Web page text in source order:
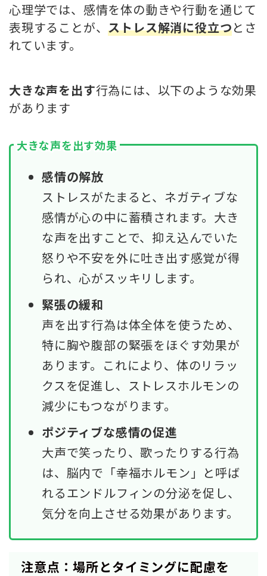
心理学では、感情を体の動きや行動を通じて
表現することが、ストレス解消に役立つとさ
れています。
大きな声を出す行為には、以下のような効果
があります
大きな声を出す効果
感情の解放
ストレスがたまると、ネガティブな
感情が心の中に蓄積されます。大き
な声を出すことで、抑え込んでいた
怒りや不安を外に吐き出す感覚が得
られ、心がスッキリします。
緊張の緩和
声を出す行為は体全体を使うため、
特に胸や腹部の緊張をほぐす効果が
あります。これにより、体のリラッ
クスを促進し、ストレスホルモンの
減少にもつながります。
ポジティブな感情の促進
大声で笑ったり、歌ったりする行為
は、脳内で「幸福ホルモン」と呼ば
れるエンドルフィンの分泌を促し、
気分を向上させる効果があります。
注意点：場所とタイミングに配慮を